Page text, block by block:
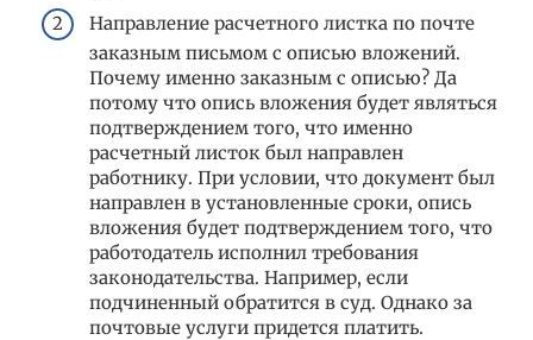
Направление расчетного листка по почте
заказным письмом с описью вложений.
Почему именно заказным с описью? Да
потому что опись вложения будет являться
подтверждением того, что именно
расчетный листок был направлен
работнику. При условии, что документ был
направлен в установленные сроки, опись
вложения будет подтверждением того, что
работодатель исполнил требования
законодательства. Например, если
подчиненный обратится в суд. Однако за
почтовые услуги придется платить.